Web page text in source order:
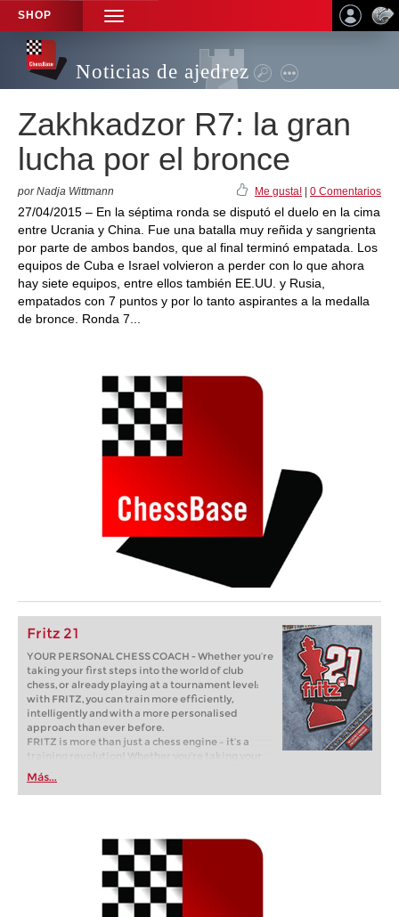
SHOP
TOGGLE
NAVIGATION
Noticias de ajedrez
Zakhkadzor R7: la gran
lucha por el bronce
por Nadja Wittmann Me gusta! 0 Comentarios
27/04/2015 – En la séptima ronda se disputó el duelo en la cima
entre Ucrania y China. Fue una batalla muy reñida y sangrienta
por parte de ambos bandos, que al final terminó empatada. Los
equipos de Cuba e Israel volvieron a perder con lo que ahora
hay siete equipos, entre ellos también EE.UU. y Rusia,
empatados con 7 puntos y por lo tanto aspirantes a la medalla
de bronce. Ronda 7...
Fritz 21
YOUR PERSONAL CHESS COACH - Whether you’re
taking your first steps into the world of club
chess, or already playing at a tournament level:
with FRITZ, you can train more efficiently,
intelligently and with a more personalised
approach than ever before.
FRITZ is more than just a chess engine – it’s a
training revolution! Whether you’re taking your
first steps into the world of club chess, or already
playing at a tournament level: with FRITZ, you can
train more efficiently, intelligently and with a
Más...